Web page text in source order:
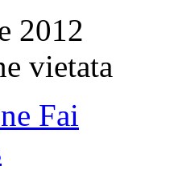
2012
vietata
Fai